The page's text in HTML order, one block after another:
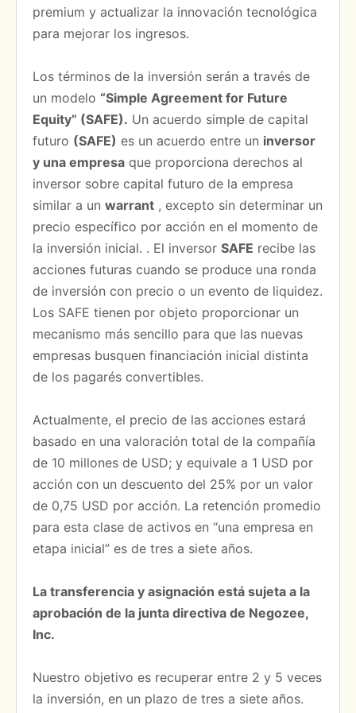
premium y actualizar la innovación tecnológica
para mejorar los ingresos.
Los términos de la inversión serán a través de
un modelo “Simple Agreement for Future
Equity” (SAFE). Un acuerdo simple de capital
futuro (SAFE) es un acuerdo entre un inversor
y una empresa que proporciona derechos al
inversor sobre capital futuro de la empresa
similar a un warrant , excepto sin determinar un
precio específico por acción en el momento de
la inversión inicial. . El inversor SAFE recibe las
acciones futuras cuando se produce una ronda
de inversión con precio o un evento de liquidez.
Los SAFE tienen por objeto proporcionar un
mecanismo más sencillo para que las nuevas
empresas busquen financiación inicial distinta
de los pagarés convertibles.
Actualmente, el precio de las acciones estará
basado en una valoración total de la compañía
de 10 millones de USD; y equivale a 1 USD por
acción con un descuento del 25% por un valor
de 0,75 USD por acción. La retención promedio
para esta clase de activos en “una empresa en
etapa inicial” es de tres a siete años.
La transferencia y asignación está sujeta a la
aprobación de la junta directiva de Negozee,
Inc.
Nuestro objetivo es recuperar entre 2 y 5 veces
la inversión, en un plazo de tres a siete años.